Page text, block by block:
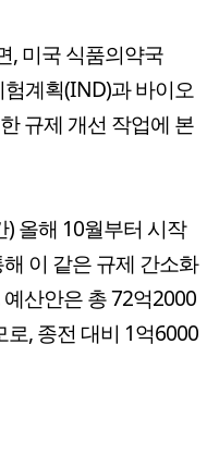
, 미국 식품의약국
계획(IND)과 바이오
규제 개선 작업에 본
) 올해 10월부터 시작
이 같은 규제 간소화
산안은 총 72억2000
, 종전 대비 1억6000